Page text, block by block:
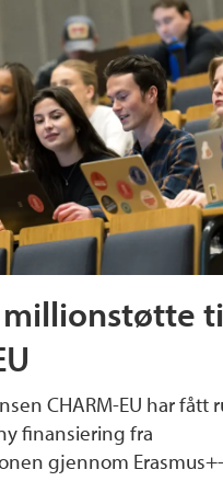
millionstøtte
CHARM-EU har fått
finansiering fra
gjennom Erasmus+-